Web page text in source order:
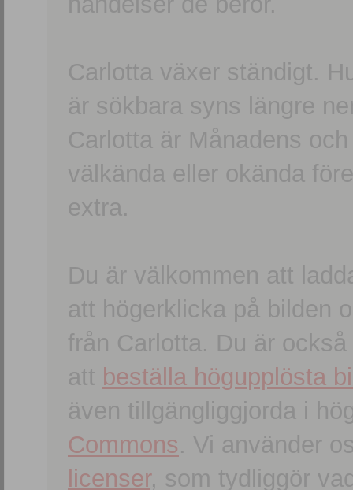
Carlotta växer ständigt.
är sökbara syns längre
Carlotta är Månadens
välkända eller okända
extra.
Du är välkommen att
att högerklicka på bilden
från Carlotta. Du är
att beställa högupplösta
även tillgängliggjorda i
Commons. Vi använder
licenser, som tydliggör